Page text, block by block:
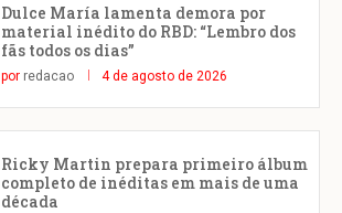
Dulce María lamenta demora por
material inédito do RBD: “Lembro dos
fãs todos os dias”
por redacao 4 de agosto de 2026
Ricky Martin prepara primeiro álbum
completo de inéditas em mais de uma
década